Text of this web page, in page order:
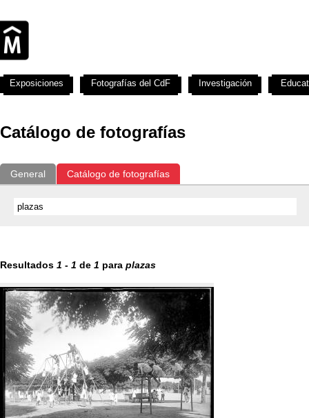
Catálogo de fotografías
General Catálogo de fotografías
Resultados 1 - 1 de 1 para plazas
Exposiciones Fotografías del CdF Investigación